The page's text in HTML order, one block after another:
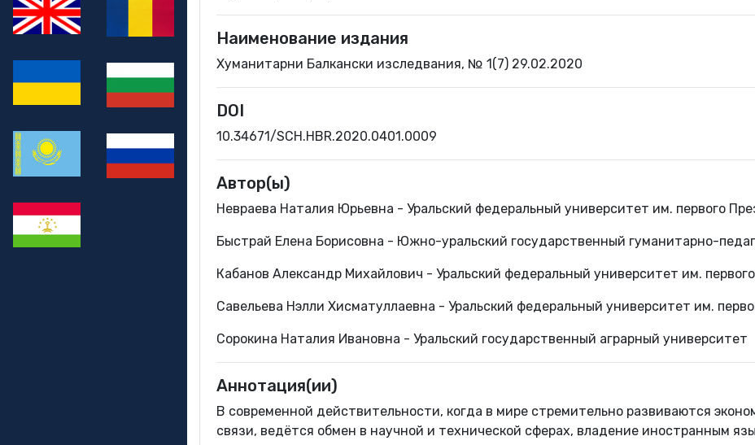
Наименование издания
Хуманитарни Балкански изследвания, № 1(7) 29.02.2020
DOI
10.34671/SCH.HBR.2020.0401.0009
Автор(ы)
Невраева Наталия Юрьевна - Уральский федеральный университет им. первого
Быстрай Елена Борисовна - Южно-уральский государственный гуманитарно-
Кабанов Александр Михайлович - Уральский федеральный университет им.
Савельева Нэлли Хисматуллаевна - Уральский федеральный университет им.
Сорокина Наталия Ивановна - Уральский государственный аграрный университет
Аннотация(ии)
В современной действительности, когда в мире стремительно развиваются
связи, ведётся обмен в научной и технической сферах, владение иностранным